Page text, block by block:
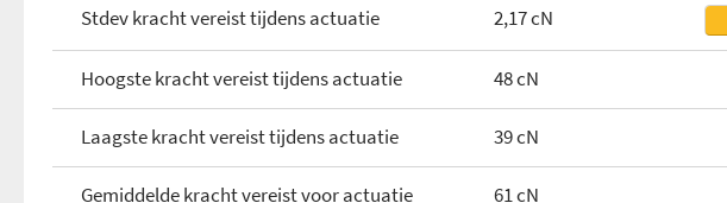
USB-poorten
Audio lijnuitgang
Stdev kracht vereist tijdens actuatie 2,17 cN
Hoogste kracht vereist tijdens actuatie 48 cN
Laagste kracht vereist tijdens actuatie 39 cN
Gemiddelde kracht vereist voor actuatie 61 cN